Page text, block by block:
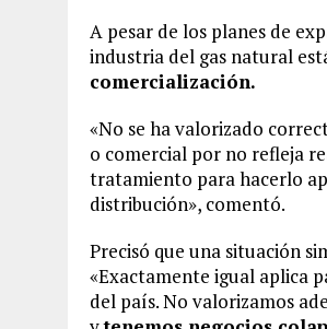
A pesar de los planes de
industria del gas natural
comercialización.
«No se ha valorizado
o comercial por no refleja
tratamiento para hacerlo
distribución», comentó.
Precisó que una situación
«Exactamente igual aplica
del país. No valorizamos